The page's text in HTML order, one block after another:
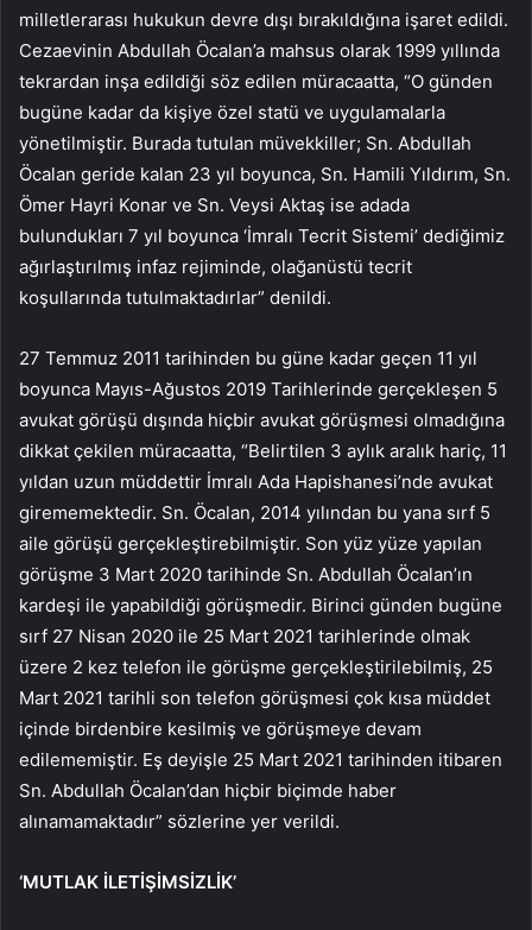
milletlerarası hukukun devre dışı bırakıldığına işaret edildi.
Cezaevinin Abdullah Öcalan’a mahsus olarak 1999 yıllında
tekrardan inşa edildiği söz edilen müracaatta, “O günden
bugüne kadar da kişiye özel statü ve uygulamalarla
yönetilmiştir. Burada tutulan müvekkiller; Sn. Abdullah
Öcalan geride kalan 23 yıl boyunca, Sn. Hamili Yıldırım, Sn.
Ömer Hayri Konar ve Sn. Veysi Aktaş ise adada
bulundukları 7 yıl boyunca ‘İmralı Tecrit Sistemi’ dediğimiz
ağırlaştırılmış infaz rejiminde, olağanüstü tecrit
koşullarında tutulmaktadırlar” denildi.
27 Temmuz 2011 tarihinden bu güne kadar geçen 11 yıl
boyunca Mayıs-Ağustos 2019 Tarihlerinde gerçekleşen 5
avukat görüşü dışında hiçbir avukat görüşmesi olmadığına
dikkat çekilen müracaatta, “Belirtilen 3 aylık aralık hariç, 11
yıldan uzun müddettir İmralı Ada Hapishanesi’nde avukat
girememektedir. Sn. Öcalan, 2014 yılından bu yana sırf 5
aile görüşü gerçekleştirebilmiştir. Son yüz yüze yapılan
görüşme 3 Mart 2020 tarihinde Sn. Abdullah Öcalan’ın
kardeşi ile yapabildiği görüşmedir. Birinci günden bugüne
sırf 27 Nisan 2020 ile 25 Mart 2021 tarihlerinde olmak
üzere 2 kez telefon ile görüşme gerçekleştirilebilmiş, 25
Mart 2021 tarihli son telefon görüşmesi çok kısa müddet
içinde birdenbire kesilmiş ve görüşmeye devam
edilememiştir. Eş deyişle 25 Mart 2021 tarihinden itibaren
Sn. Abdullah Öcalan’dan hiçbir biçimde haber
alınamamaktadır” sözlerine yer verildi.
‘MUTLAK İLETİŞİMSİZLİK’